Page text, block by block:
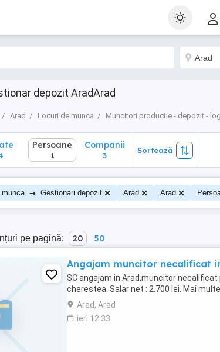
depozit AradArad
Arad Locuri de munca Muncitori productie - depozit -
Persoane
1
Companii
3
Sortează
munca → Gestionari depozit Arad Arad
pe pagină: 20 50
Angajam muncitor necalificat
SC angajam in Arad,muncitor
cherestea. Salar net : 2.700 lei. Mai
Arad, Arad
ieri 12:33